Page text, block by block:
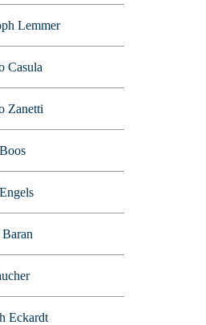
Lemmer
Casula
Zanetti
Eckardt